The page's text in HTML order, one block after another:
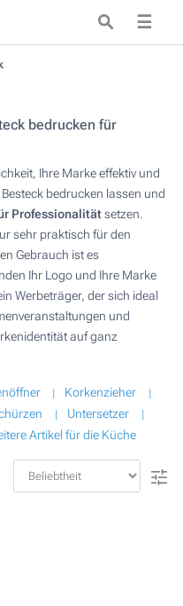
☰
bedrucken für
Ihre Marke effektiv und
bedrucken lassen und
Professionalitätsetzen.
sehr praktisch für den
Gebrauch ist es
Ihr Logo und Ihre Marke
Werbeträger, der sich ideal
und
auf ganz
Korkenzieher
Untersetzer
Artikel für die Küche